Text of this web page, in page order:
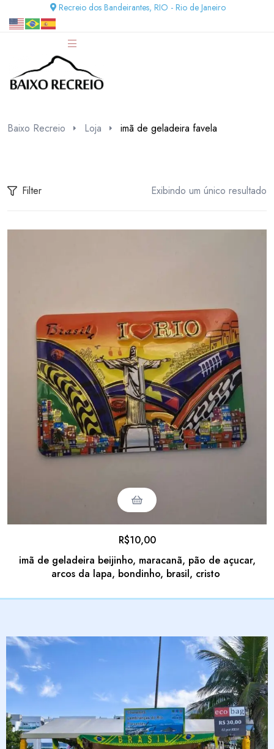
Recreio dos Bandeirantes, RIO - Rio de Janeiro
Baixo Recreio Loja imã de geladeira favela
Filter Exibindo um único resultado
imã de geladeira beijinho, maracanã, pão de açucar,
arcos da lapa, bondinho, brasil, cristo
R$10,00